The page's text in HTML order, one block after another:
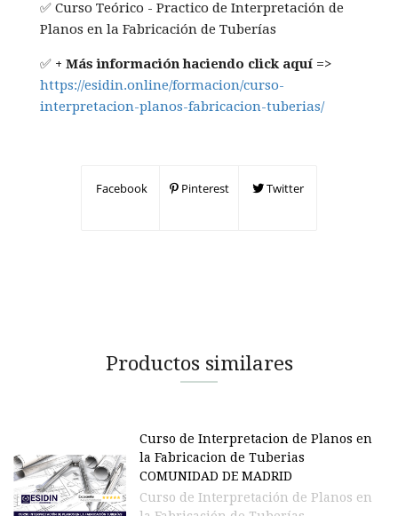
✅ Curso Teórico - Practico de Interpretación de
Planos en la Fabricación de Tuberías
✅ + Más información haciendo click aquí =>
https://esidin.online/formacion/curso-
interpretacion-planos-fabricacion-tuberias/
Facebook Pinterest Twitter
Productos similares
Curso de Interpretacion de Planos en
la Fabricacion de Tuberias
COMUNIDAD DE MADRID
Curso de Interpretación de Planos en